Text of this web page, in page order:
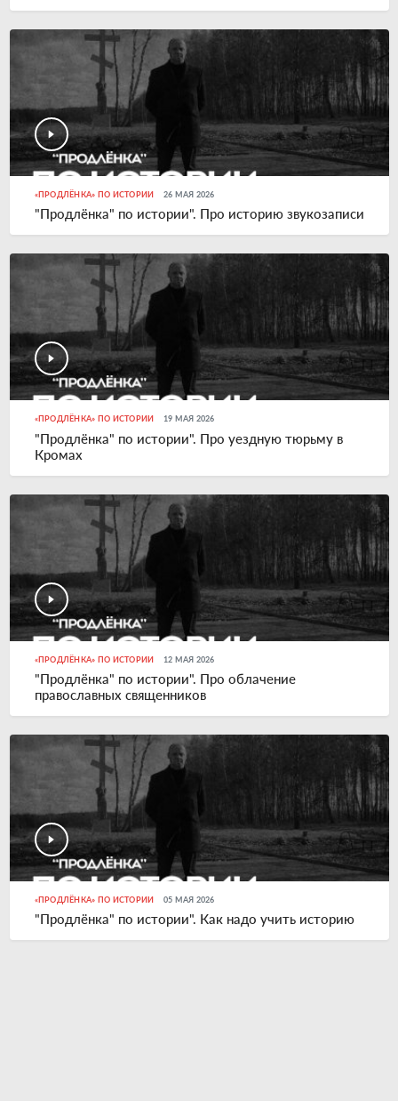
«ПРОДЛЁНКА» ПО ИСТОРИИ 26 МАЯ 2026
"Продлёнка" по истории". Про историю звукозаписи
«ПРОДЛЁНКА» ПО ИСТОРИИ 19 МАЯ 2026
"Продлёнка" по истории". Про уездную тюрьму в
Кромах
«ПРОДЛЁНКА» ПО ИСТОРИИ 12 МАЯ 2026
"Продлёнка" по истории". Про облачение
православных священников
«ПРОДЛЁНКА» ПО ИСТОРИИ 05 МАЯ 2026
"Продлёнка" по истории". Как надо учить историю